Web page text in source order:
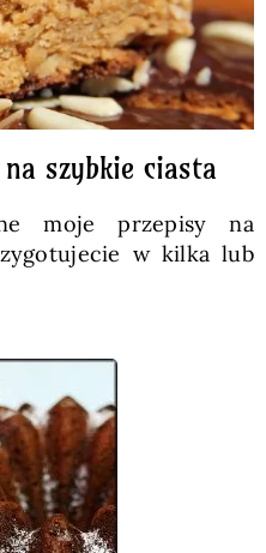
szybkie ciasta
moje przepisy na
w kilka lub